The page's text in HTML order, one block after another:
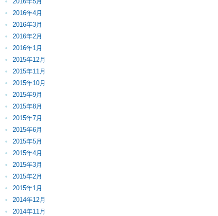
2016年4月
2016年3月
2016年2月
2016年1月
2015年12月
2015年11月
2015年10月
2015年9月
2015年8月
2015年7月
2015年6月
2015年5月
2015年4月
2015年3月
2015年2月
2015年1月
2014年12月
2014年11月